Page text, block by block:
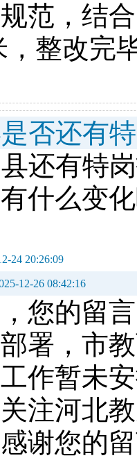
范，结
，整改完
是否还有
还有特
什么变
24 20:26:09
12-26 08:42:16
您的留
署，市
作暂未
注河北
谢您的